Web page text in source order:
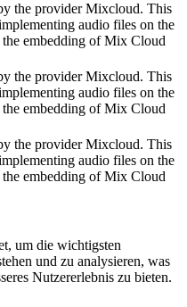
the provider Mixcloud. This
audio files on the
the embedding of Mix Cloud
the provider Mixcloud. This
audio files on the
the embedding of Mix Cloud
the provider Mixcloud. This
audio files on the
the embedding of Mix Cloud
um die wichtigsten
und zu analysieren, was
Nutzererlebnis zu bieten.